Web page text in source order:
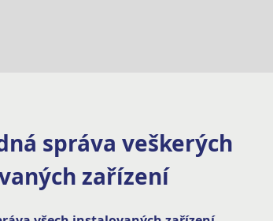
správa veškerých
zařízení